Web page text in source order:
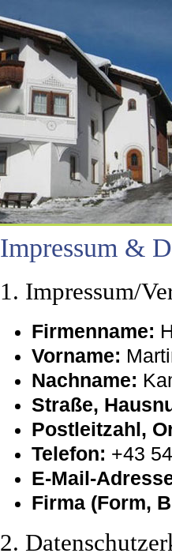
Impressum &
1. Impressum/
Firmenname:
Vorname:
Nachname:
Straße,
Postleitzahl,
Telefon: +43
E-Mail-
Firma (Form,
2.